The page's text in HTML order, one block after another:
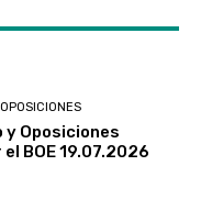
y Oposiciones
BOE 19.07.2026